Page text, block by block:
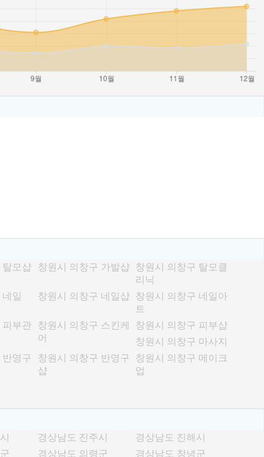
탈모샵 창원시 의창구 가발샵
창원시 의창구 탈모클
리닉
일 창원시 의창구 네일샵
창원시 의창구 네일아
트
피부관
창원시 의창구 스킨케
어
창원시 의창구 피부샵
창원시 의창구 마사지
반영구
창원시 의창구 반영구
샵
창원시 의창구 메이크
업
경상남도 진주시
경상남도 진해시
경상남도 의령군 경상남도 창녕군